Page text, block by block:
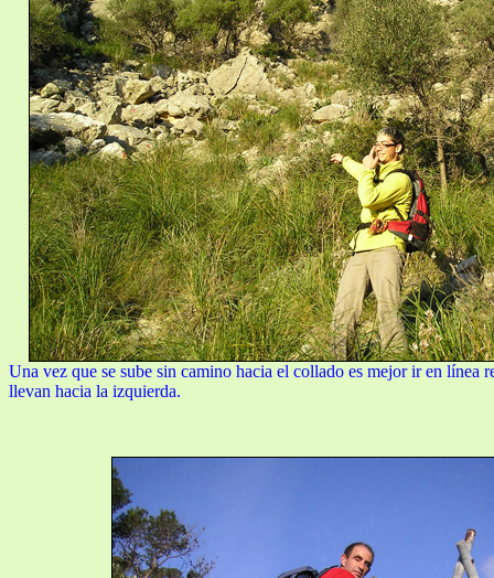
Una vez que se sube sin camino hacia el collado es mejor ir en línea
llevan hacia la izquierda.